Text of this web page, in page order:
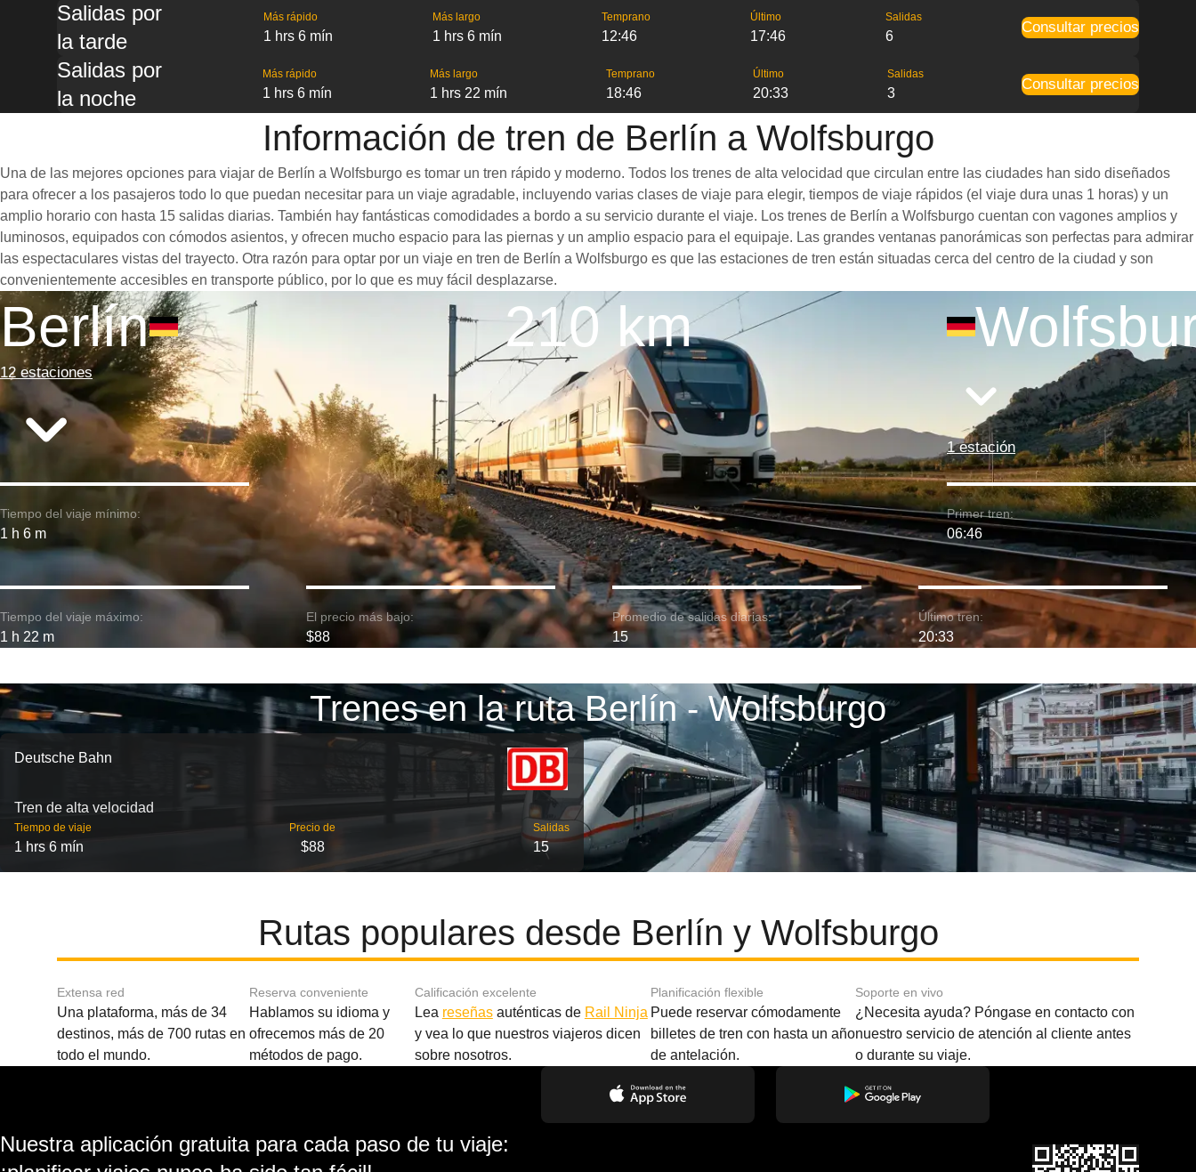
Salidas por
la tarde
Más rápido
1 hrs 6 mín
Más largo
1 hrs 6 mín
Temprano
12:46
Último
17:46
Salidas
6
Consultar precios
Salidas por
la noche
Más rápido
1 hrs 6 mín
Más largo
1 hrs 22 mín
Temprano
18:46
Último
20:33
Salidas
3
Consultar precios
Información de tren de Berlín a Wolfsburgo
Una de las mejores opciones para viajar de Berlín a Wolfsburgo es tomar un tren rápido y moderno. Todos los trenes de alta velocidad que circulan entre las ciudades han sido diseñados
para ofrecer a los pasajeros todo lo que puedan necesitar para un viaje agradable, incluyendo varias clases de viaje para elegir, tiempos de viaje rápidos (el viaje dura unas 1 horas) y un
amplio horario con hasta 15 salidas diarias. También hay fantásticas comodidades a bordo a su servicio durante el viaje. Los trenes de Berlín a Wolfsburgo cuentan con vagones amplios y
luminosos, equipados con cómodos asientos, y ofrecen mucho espacio para las piernas y un amplio espacio para el equipaje. Las grandes ventanas panorámicas son perfectas para admirar
las espectaculares vistas del trayecto. Otra razón para optar por un viaje en tren de Berlín a Wolfsburgo es que las estaciones de tren están situadas cerca del centro de la ciudad y son
convenientemente accesibles en transporte público, por lo que es muy fácil desplazarse.
Berlín
12 estaciones
210 km
1 estación
Tiempo del viaje mínimo:
1 h 6 m
Primer tren:
06:46
Tiempo del viaje máximo:
1 h 22 m
El precio más bajo:
$88
Promedio de salidas diarias:
15
Último tren:
20:33
Trenes en la ruta Berlín - Wolfsburgo
Deutsche Bahn
Tren de alta velocidad
Tiempo de viaje
1 hrs 6 mín
Precio de
$88
Salidas
15
Rutas populares desde Berlín y Wolfsburgo
Extensa red
Una plataforma, más de 34
destinos, más de 700 rutas en
todo el mundo.
Reserva conveniente
Hablamos su idioma y
ofrecemos más de 20
métodos de pago.
Calificación excelente
Lea reseñasauténticas de Rail Ninja
y vea lo que nuestros viajeros dicen
sobre nosotros.
Planificación flexible
Puede reservar cómodamente
billetes de tren con hasta un año
de antelación.
Soporte en vivo
¿Necesita ayuda? Póngase en contacto con
nuestro servicio de atención al cliente antes
o durante su viaje.
Nuestra aplicación gratuita para cada paso de tu viaje: